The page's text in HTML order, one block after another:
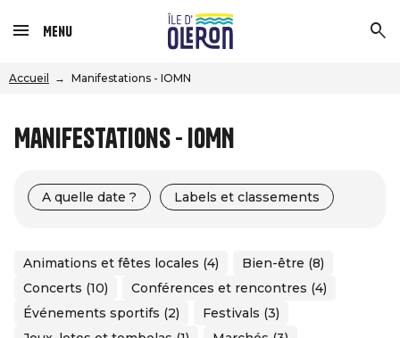
Menu
Accueil Manifestations - IOMN
Manifestations - IOMN
A quelle date ? Labels et classements
Animations et fêtes locales (4)
Bien-être (8)
Concerts (10)
Conférences et rencontres (4)
Événements sportifs (2)
Festivals (3)